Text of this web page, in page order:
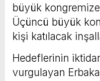
büyük
Üçüncü büyük
kişi katılacak
Hedeflerinin
vurgulayan